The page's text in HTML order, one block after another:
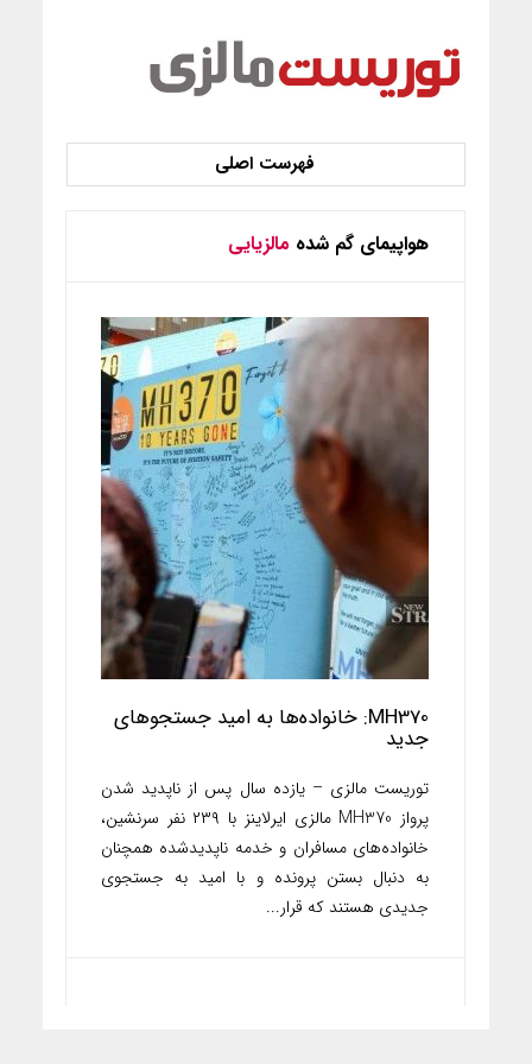
هواپیمای گم شده مالزیایی
MH370: خانواده‌ها به امید جستجوهای
جدید
توریست مالزی – یازده سال پس از ناپدید شدن
پرواز MH370 مالزی ایرلاینز با ۲۳۹ نفر سرنشین،
خانواده‌های مسافران و خدمه ناپدیدشده همچنان
به دنبال بستن پرونده و با امید به جستجوی
جدیدی هستند که قرار...